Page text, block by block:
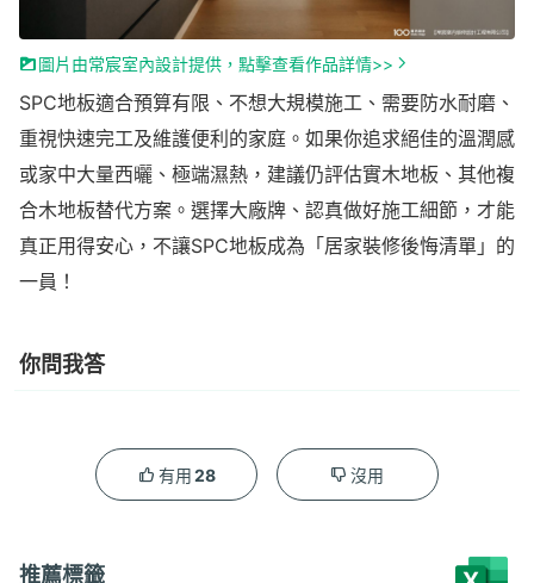
圖片由常宸室內設計提供，點擊查看作品詳情>>
SPC地板適合預算有限、不想大規模施工、需要防水耐磨、
重視快速完工及維護便利的家庭。如果你追求絕佳的溫潤感
或家中大量西曬、極端濕熱，建議仍評估實木地板、其他複
合木地板替代方案。選擇大廠牌、認真做好施工細節，才能
真正用得安心，不讓SPC地板成為「居家裝修後悔清單」的
一員！
你問我答
有用28 沒用
推薦標籤